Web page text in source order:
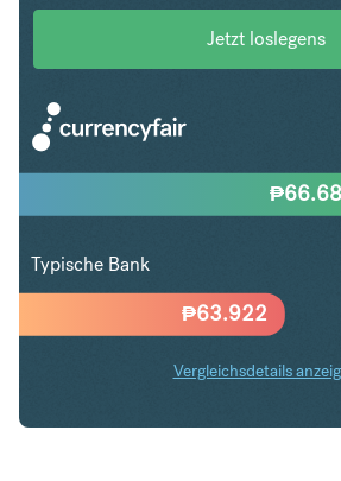
Jetzt loslegens
₱63.922
₱
Typische Bank
Vergleichsdetails
HUF in PHP